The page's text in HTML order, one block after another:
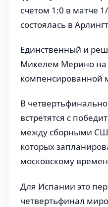
счетом 1:0 в матче
состоялась в
Единственный и
Микелем Мерино на
компенсированной
В
встретятся с
между сборными
которых
московскому
Для Испании это
четвертьфинал